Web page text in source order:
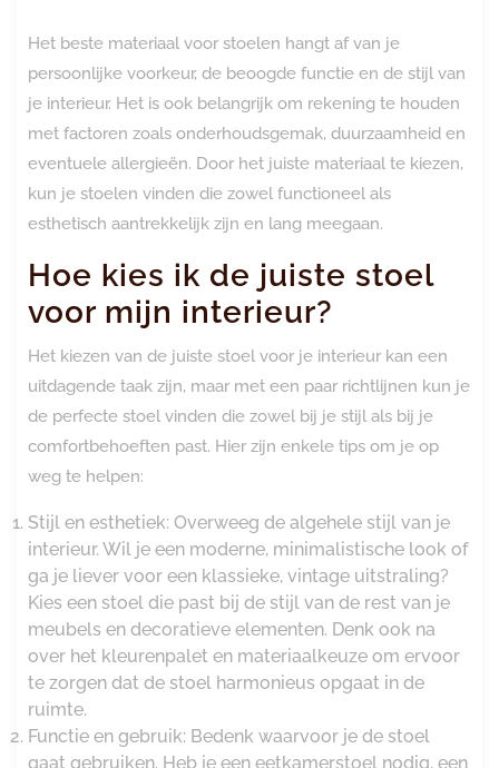
Het beste materiaal voor stoelen hangt af van je
persoonlijke voorkeur, de beoogde functie en de stijl van
je interieur. Het is ook belangrijk om rekening te houden
met factoren zoals onderhoudsgemak, duurzaamheid en
eventuele allergieën. Door het juiste materiaal te kiezen,
kun je stoelen vinden die zowel functioneel als
esthetisch aantrekkelijk zijn en lang meegaan.
Hoe kies ik de juiste stoel
voor mijn interieur?
Het kiezen van de juiste stoel voor je interieur kan een
uitdagende taak zijn, maar met een paar richtlijnen kun je
de perfecte stoel vinden die zowel bij je stijl als bij je
comfortbehoeften past. Hier zijn enkele tips om je op
weg te helpen:
Stijl en esthetiek: Overweeg de algehele stijl van je
interieur. Wil je een moderne, minimalistische look of
ga je liever voor een klassieke, vintage uitstraling?
Kies een stoel die past bij de stijl van de rest van je
meubels en decoratieve elementen. Denk ook na
over het kleurenpalet en materiaalkeuze om ervoor
te zorgen dat de stoel harmonieus opgaat in de
ruimte.
Functie en gebruik: Bedenk waarvoor je de stoel
gaat gebruiken. Heb je een eetkamerstoel nodig, een